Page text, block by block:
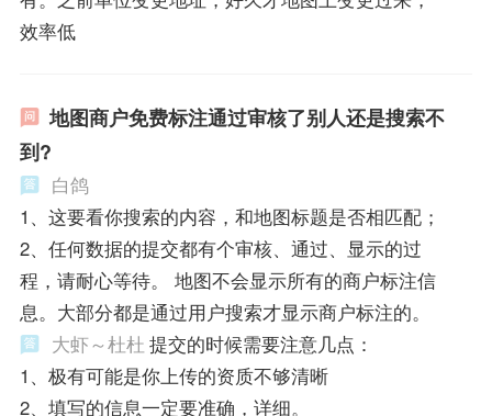
效率低
地图商户免费标注通过审核了别人还是搜索不
到?
白鸽
1、这要看你搜索的内容，和地图标题是否相匹配；
2、任何数据的提交都有个审核、通过、显示的过
程，请耐心等待。 地图不会显示所有的商户标注信
息。大部分都是通过用户搜索才显示商户标注的。
大虾～杜杜 提交的时候需要注意几点：
1、极有可能是你上传的资质不够清晰
2、填写的信息一定要准确，详细。